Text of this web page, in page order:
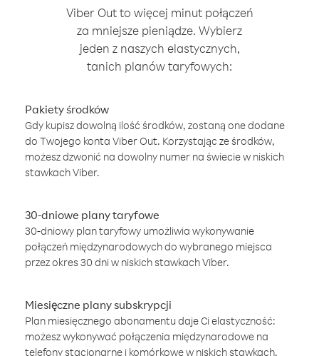
Viber Out to więcej minut połączeń
za mniejsze pieniądze. Wybierz
jeden z naszych elastycznych,
tanich planów taryfowych:
Pakiety środków
Gdy kupisz dowolną ilość środków, zostaną one dodane
do Twojego konta Viber Out. Korzystając ze środków,
możesz dzwonić na dowolny numer na świecie w niskich
stawkach Viber.
30-dniowe plany taryfowe
30-dniowy plan taryfowy umożliwia wykonywanie
połączeń międzynarodowych do wybranego miejsca
przez okres 30 dni w niskich stawkach Viber.
Miesięczne plany subskrypcji
Plan miesięcznego abonamentu daje Ci elastyczność:
możesz wykonywać połączenia międzynarodowe na
telefony stacjonarne i komórkowe w niskich stawkach,